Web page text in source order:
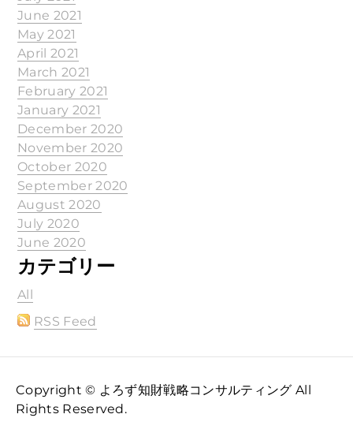
June 2021
May 2021
April 2021
March 2021
February 2021
January 2021
December 2020
November 2020
October 2020
September 2020
August 2020
July 2020
June 2020
カテゴリー
All
RSS Feed
Copyright © よろず知財戦略コンサルティング All
Rights Reserved.